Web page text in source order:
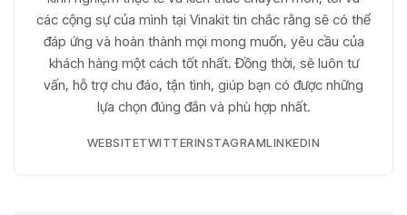
các cộng sự của mình tại Vinakit tin chắc rằng sẽ có thể
đáp ứng và hoàn thành mọi mong muốn, yêu cầu của
khách hàng một cách tốt nhất. Đồng thời, sẽ luôn tư
vấn, hỗ trợ chu đáo, tận tình, giúp bạn có được những
lựa chọn đúng đắn và phù hợp nhất.
WEBSITETWITTERINSTAGRAMLINKEDIN